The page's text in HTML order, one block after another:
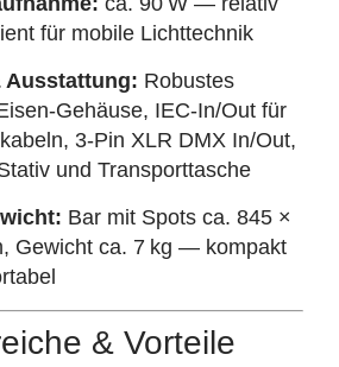
für mobile Lichttechnik
Ausstattung: Robustes
IEC‑In/Out für
3‑Pin XLR DMX In/Out,
und Transporttasche
Bar mit Spots ca. 845 ×
Gewicht ca. 7 kg — kompakt
& Vorteile